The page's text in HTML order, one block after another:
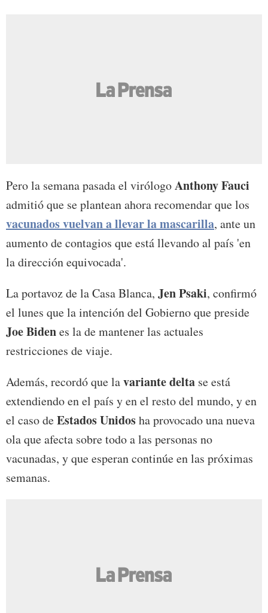
Pero la semana pasada el virólogoAnthony Fauci
admitió que se plantean ahora recomendar que los
vacunados vuelvan a llevar la mascarilla, ante un
aumento de contagios que está llevando al país 'en
la dirección equivocada'.
La portavoz de la Casa Blanca, Jen Psaki, confirmó
el lunes que la intención del Gobierno que preside
Joe Bidenes la de mantener las actuales
restricciones de viaje.
Además, recordó que lavariante delta se está
extendiendo en el país y en el resto del mundo, y en
el caso deEstados Unidosha provocado una nueva
ola que afecta sobre todo a las personas no
vacunadas, y que esperan continúe en las próximas
semanas.